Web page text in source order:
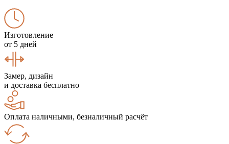
Изготовление
от 5 дней
Замер, дизайн
и доставка бесплатно
Оплата наличными, безналичный расчёт